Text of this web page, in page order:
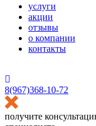
услуги
акции
отзывы
о компании
контакты
8(967)368-10-72
получите